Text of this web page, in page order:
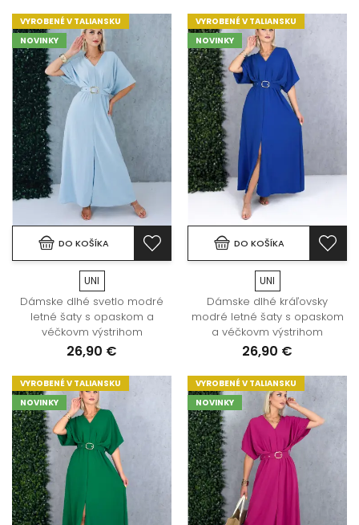
VYROBENÉ V TALIANSKU
NOVINKY
DO KOŠÍKA
UNI
Dámske dlhé svetlo modré
letné šaty s opaskom a
véčkovm výstrihom
26,90 €
VYROBENÉ V TALIANSKU
NOVINKY
DO KOŠÍKA
UNI
Dámske dlhé kráľovsky
modré letné šaty s opaskom
a véčkovm výstrihom
26,90 €
VYROBENÉ V TALIANSKU
NOVINKY
VYROBENÉ V TALIANSKU
NOVINKY